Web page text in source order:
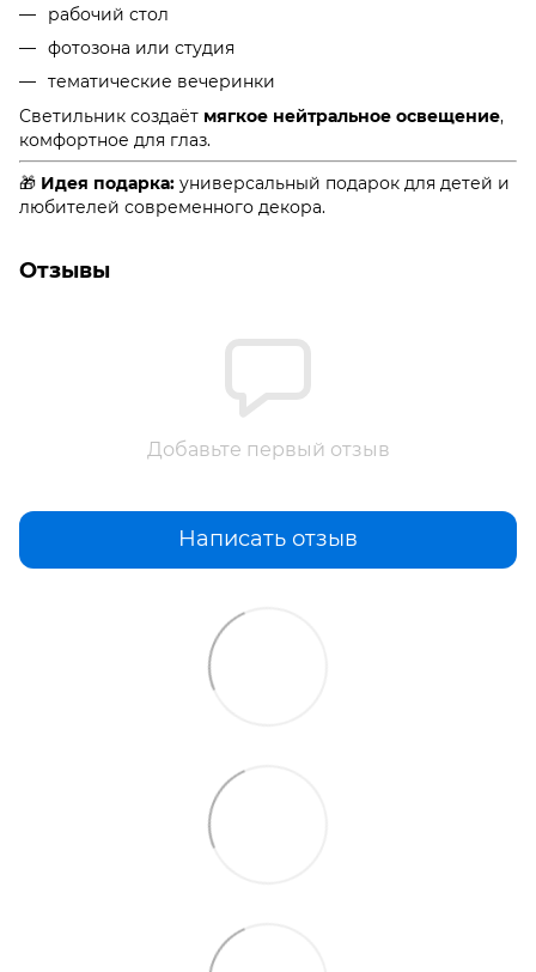
рабочий стол
фотозона или студия
тематические вечеринки
Светильник создаёт мягкое нейтральное освещение,
комфортное для глаз.
🎁 Идея подарка: универсальный подарок для детей и
любителей современного декора.
Отзывы
Добавьте первый отзыв
Написать отзыв